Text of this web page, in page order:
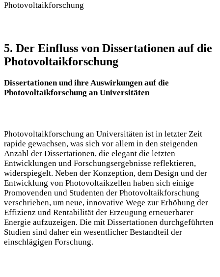
5. Der Einfluss von Dissertationen auf die
Photovoltaikforschung
Dissertationen und ihre Auswirkungen auf die
Photovoltaikforschung an Universitäten
Photovoltaikforschung an Universitäten ist in letzter Zeit
rapide gewachsen, was sich vor allem in den steigenden
Anzahl der Dissertationen, die elegant die letzten
Entwicklungen und Forschungsergebnisse reflektieren,
widerspiegelt. Neben der Konzeption, dem Design und der
Entwicklung von Photovoltaikzellen haben sich einige
Promovenden und Studenten der Photovoltaikforschung
verschrieben, um neue, innovative Wege zur Erhöhung der
Effizienz und Rentabilität der Erzeugung erneuerbarer
Energie aufzuzeigen. Die mit Dissertationen durchgeführten
Studien sind daher ein wesentlicher Bestandteil der
einschlägigen Forschung.